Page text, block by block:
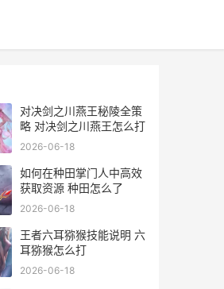
对决剑之川燕王秘陵全策
略 对决剑之川燕王怎么打
2026-06-18
如何在种田掌门人中高效
获取资源 种田怎么了
2026-06-18
王者六耳猕猴技能说明 六
耳猕猴怎么打
2026-06-18